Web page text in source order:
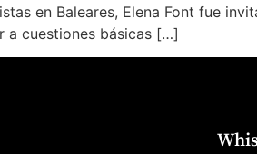
en Baleares, Elena Font fue
a cuestiones básicas […]